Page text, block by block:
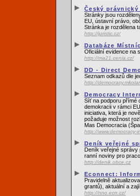
Český
Stránky jsou
EU, ústavní právo,
Stránka je rozdělena
http://juristic.cz/
Databáze
Oficiální evidence na
http://ma21.cenia.cz/
DD - Direct
Seznam odkazů dle
http://
Democracy
Síť na podporu přímé
demokracii v rámci
iniciativa, která je
požaduje možnost
Mas Democracia
http://www.democracy-
Deník veřejné
Deník veřejné správy
ranní noviny pro
http://denik.obce.cz
Econnect:
Pravidelně
grantů), aktuální a
http://nno.ecn.cz/